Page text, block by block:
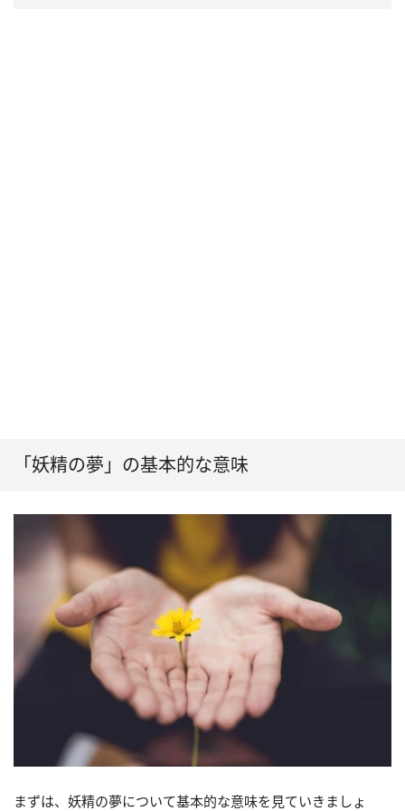
「妖精の夢」の基本的な意味
まずは、妖精の夢について基本的な意味を見ていきましょ